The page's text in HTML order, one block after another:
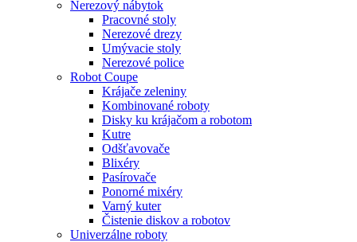
Nerezový nábytok
Pracovné stoly
Nerezové drezy
Umývacie stoly
Nerezové police
Robot Coupe
Krájače zeleniny
Kombinované roboty
Disky ku krájačom a robotom
Kutre
Odšťavovače
Blixéry
Pasírovače
Ponorné mixéry
Varný kuter
Čistenie diskov a robotov
Univerzálne roboty